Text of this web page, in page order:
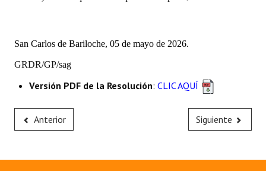
Periodistas Decanos - Registro
Ciudadano Ilustre - Registro
Banca del Vecino - Registro
San Carlos de Bariloche, 05 de mayo de 2026.
GRDR/GP/sag
Versión PDF de la Resolución: CLIC AQUÍ
Anterior Siguiente